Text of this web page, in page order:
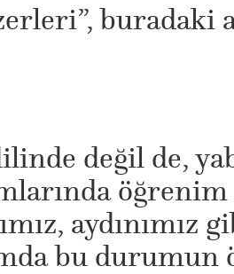
buradaki
değil de,
aydınımız
bu durumun